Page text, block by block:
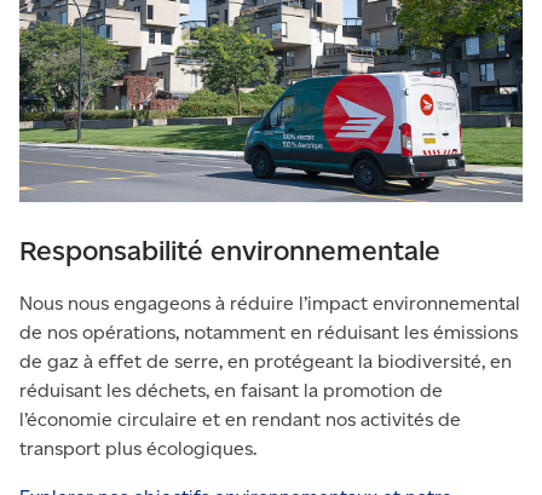
Responsabilité environnementale
Nous nous engageons à réduire l’impact environnemental
de nos opérations, notamment en réduisant les émissions
de gaz à effet de serre, en protégeant la biodiversité, en
réduisant les déchets, en faisant la promotion de
l’économie circulaire et en rendant nos activités de
transport plus écologiques.